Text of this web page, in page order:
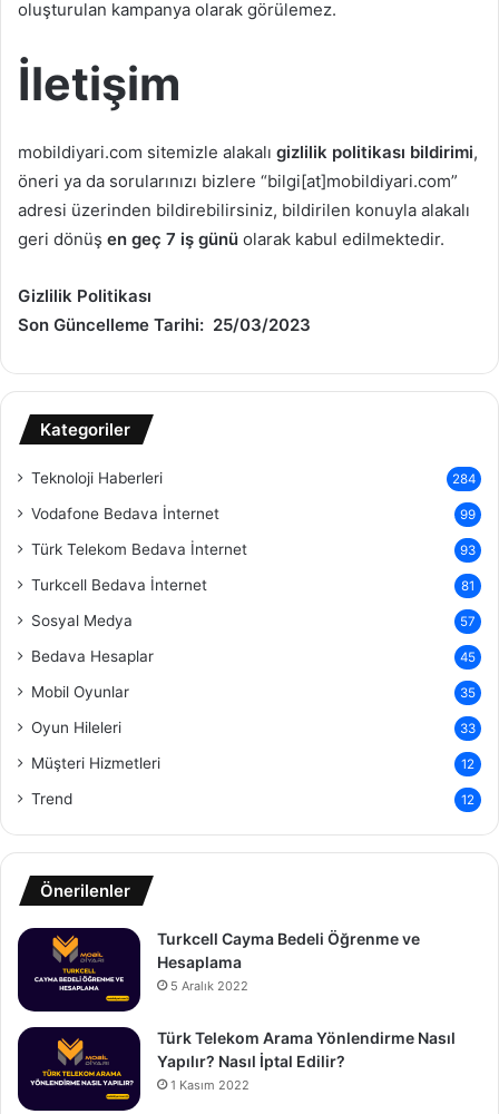
oluşturulan kampanya olarak görülemez.
İletişim
mobildiyari.com sitemizle alakalı gizlilik politikası bildirimi,
öneri ya da sorularınızı bizlere “bilgi[at]mobildiyari.com”
adresi üzerinden bildirebilirsiniz, bildirilen konuyla alakalı
geri dönüş en geç 7 iş günü olarak kabul edilmektedir.
Gizlilik Politikası
Son Güncelleme Tarihi: 25/03/2023
Kategoriler
Teknoloji Haberleri 284
Vodafone Bedava İnternet 99
Türk Telekom Bedava İnternet 93
Turkcell Bedava İnternet 81
Sosyal Medya 57
Bedava Hesaplar 45
Mobil Oyunlar 35
Oyun Hileleri 33
Müşteri Hizmetleri 12
Trend 12
Önerilenler
Turkcell Cayma Bedeli Öğrenme ve
Hesaplama
5 Aralık 2022
Türk Telekom Arama Yönlendirme Nasıl
Yapılır? Nasıl İptal Edilir?
1 Kasım 2022